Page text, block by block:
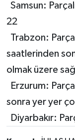
Samsun:
22
Trabzon:
saatlerinden
olmak üzere
Erzurum:
sonra yer yer
Diyarbakır: